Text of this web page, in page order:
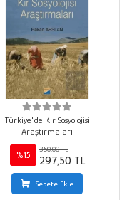
Türkiye'de Kır Sosyolojisi
Araştırmaları
%15
350,00 TL
297,50 TL
Sepete Ekle